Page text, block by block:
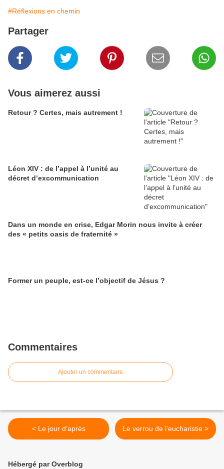
#Réflexions en chemin
Partager
Vous aimerez aussi
Retour ? Certes, mais autrement !
Léon XIV : de l’appel à l’unité au
décret d’excommunication
Dans un monde en crise, Edgar Morin nous invite à créer
des « petits oasis de fraternité »
Former un peuple, est-ce l’objectif de Jésus ?
Commentaires
Ajouter un commentaire
< Le jour d’après Le verrou de l’eucharistie >
Hébergé par Overblog